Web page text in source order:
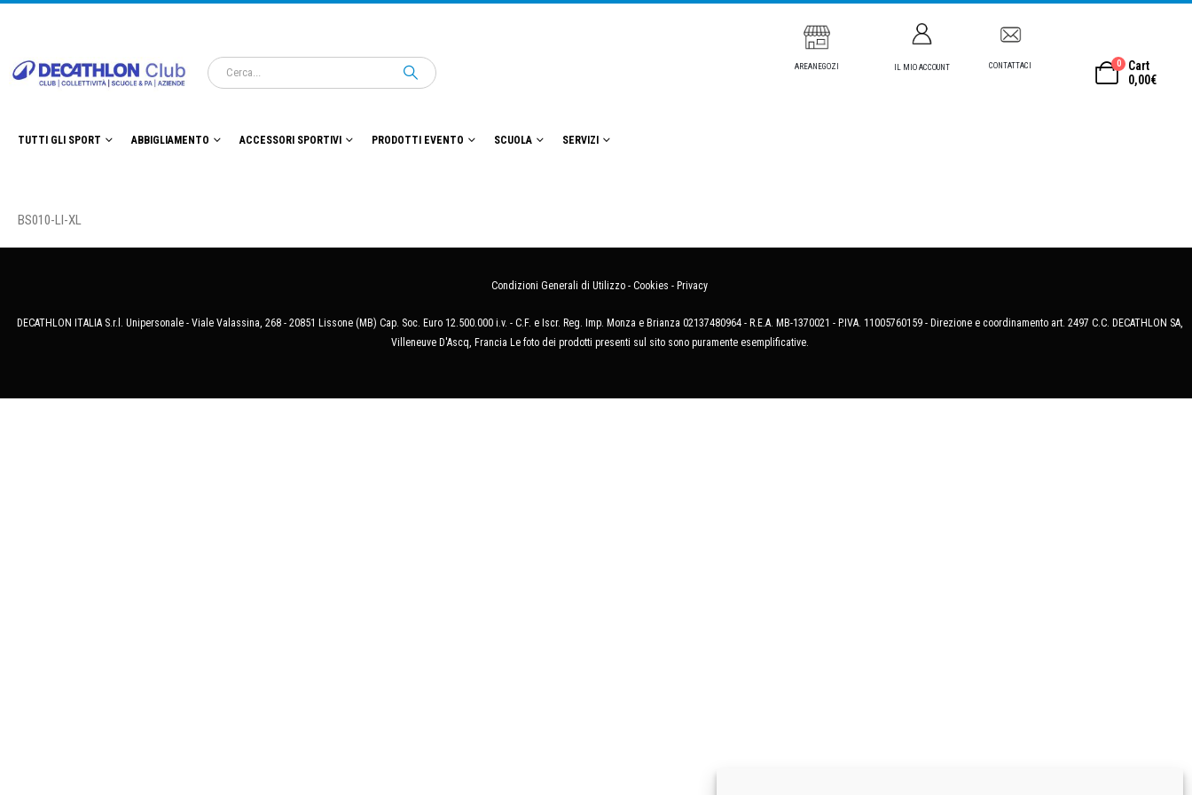
AREANEGOZI IL MIO ACCOUNT CONTATTACI 0
Cart
0,00€
TUTTI GLI SPORT ABBIGLIAMENTO ACCESSORI SPORTIVI PRODOTTI EVENTO SCUOLA SERVIZI
BS010-LI-XL
Condizioni Generali di Utilizzo - Cookies - Privacy
DECATHLON ITALIA S.r.l. Unipersonale - Viale Valassina, 268 - 20851 Lissone (MB) Cap. Soc. Euro 12.500.000 i.v. - C.F. e Iscr. Reg. Imp. Monza e Brianza 02137480964 - R.E.A. MB-1370021 - P.IVA. 11005760159 - Direzione e coordinamento art. 2497 C.C. DECATHLON SA,
Villeneuve D'Ascq, Francia Le foto dei prodotti presenti sul sito sono puramente esemplificative.